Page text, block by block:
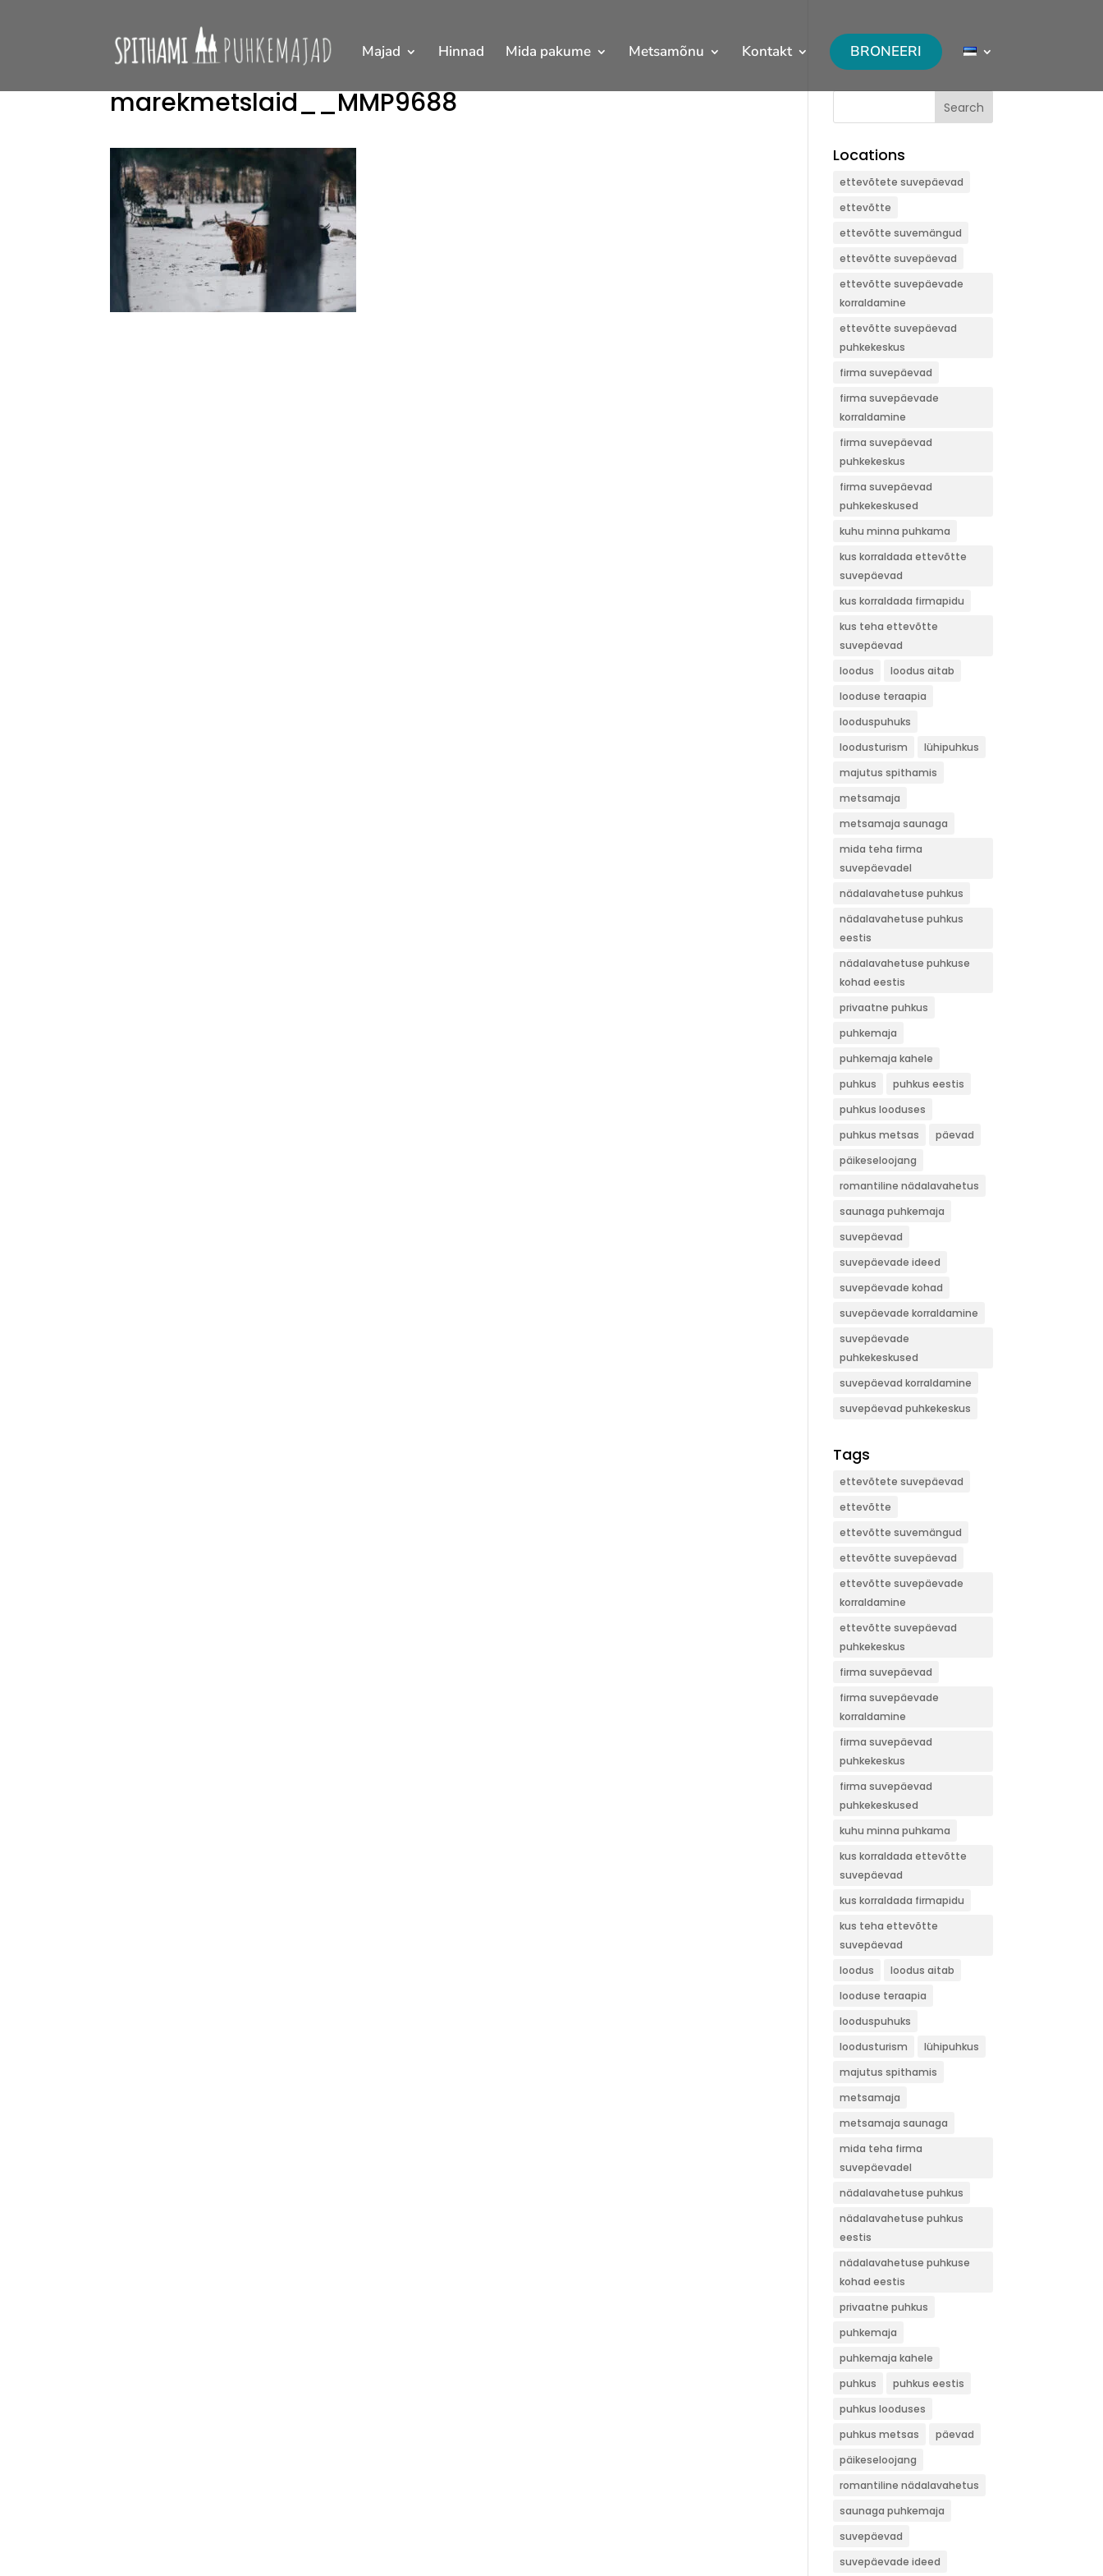
Majad Hinnad Mida pakume Metsamõnu Kontakt BRONEERI
marekmetslaid__MMP9688 Search
Locations
ettevõtete suvepäevad
ettevõtte
ettevõtte suvemängud
ettevõtte suvepäevad
ettevõtte suvepäevade
korraldamine
ettevõtte suvepäevad
puhkekeskus
firma suvepäevad
firma suvepäevade
korraldamine
firma suvepäevad
puhkekeskus
firma suvepäevad
puhkekeskused
kuhu minna puhkama
kus korraldada ettevõtte
suvepäevad
kus korraldada firmapidu
kus teha ettevõtte
suvepäevad
loodus
loodus aitab
looduse teraapia
looduspuhuks
loodusturism
lühipuhkus
majutus spithamis
metsamaja
metsamaja saunaga
mida teha firma
suvepäevadel
nädalavahetuse puhkus
nädalavahetuse puhkus
eestis
nädalavahetuse puhkuse
kohad eestis
privaatne puhkus
puhkemaja
puhkemaja kahele
puhkus
puhkus eestis
puhkus looduses
puhkus metsas
päevad
päikeseloojang
romantiline nädalavahetus
saunaga puhkemaja
suvepäevad
suvepäevade ideed
suvepäevade kohad
suvepäevade korraldamine
suvepäevade
puhkekeskused
suvepäevad korraldamine
suvepäevad puhkekeskus
Tags
ettevõtete suvepäevad
ettevõtte
ettevõtte suvemängud
ettevõtte suvepäevad
ettevõtte suvepäevade
korraldamine
ettevõtte suvepäevad
puhkekeskus
firma suvepäevad
firma suvepäevade
korraldamine
firma suvepäevad
puhkekeskus
firma suvepäevad
puhkekeskused
kuhu minna puhkama
kus korraldada ettevõtte
suvepäevad
kus korraldada firmapidu
kus teha ettevõtte
suvepäevad
loodus
loodus aitab
looduse teraapia
looduspuhuks
loodusturism
lühipuhkus
majutus spithamis
metsamaja
metsamaja saunaga
mida teha firma
suvepäevadel
nädalavahetuse puhkus
nädalavahetuse puhkus
eestis
nädalavahetuse puhkuse
kohad eestis
privaatne puhkus
puhkemaja
puhkemaja kahele
puhkus
puhkus eestis
puhkus looduses
puhkus metsas
päevad
päikeseloojang
romantiline nädalavahetus
saunaga puhkemaja
suvepäevad
suvepäevade ideed